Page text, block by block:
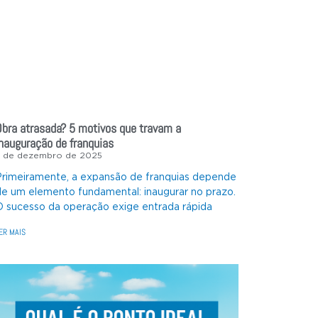
atrasada? 5 motivos que travam a
de franquias
de dezembro de 2025
a expansão de franquias depende
um elemento fundamental: inaugurar no prazo.
sucesso da operação exige entrada rápida
MAIS